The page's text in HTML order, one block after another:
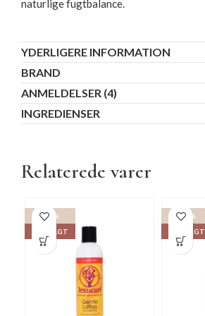
naturlige fugtbalance.
YDERLIGERE INFORMATION
BRAND
ANMELDELSER (4)
INGREDIENSER
Relaterede varer
-15%
UDSOLGT
-15%
UDSOLGT